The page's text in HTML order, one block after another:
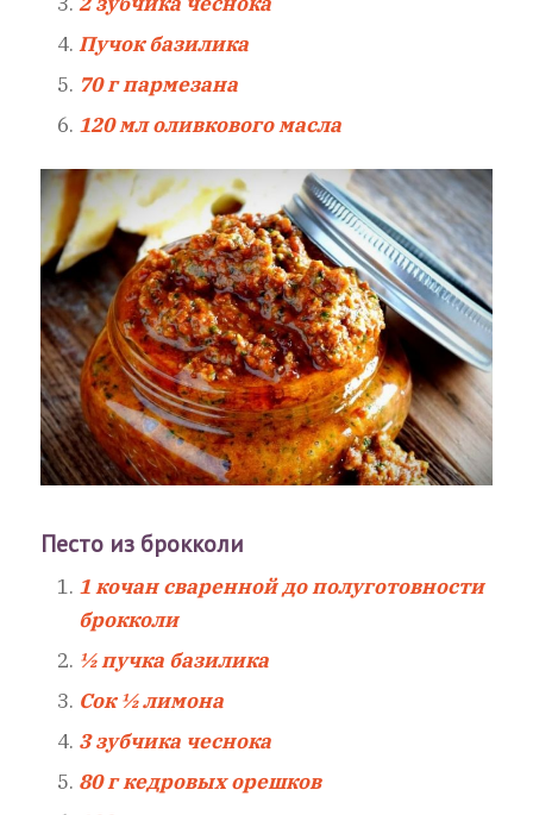
Пучок базилика
70 г пармезана
120 мл оливкового масла
Песто из брокколи
1 кочан сваренной до полуготовности
брокколи
½ пучка базилика
Сок ½ лимона
3 зубчика чеснока
80 г кедровых орешков